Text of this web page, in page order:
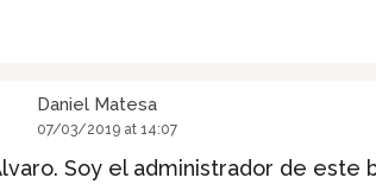
Daniel Matesa
07/03/2019 at 14:07
Soy el administrador de